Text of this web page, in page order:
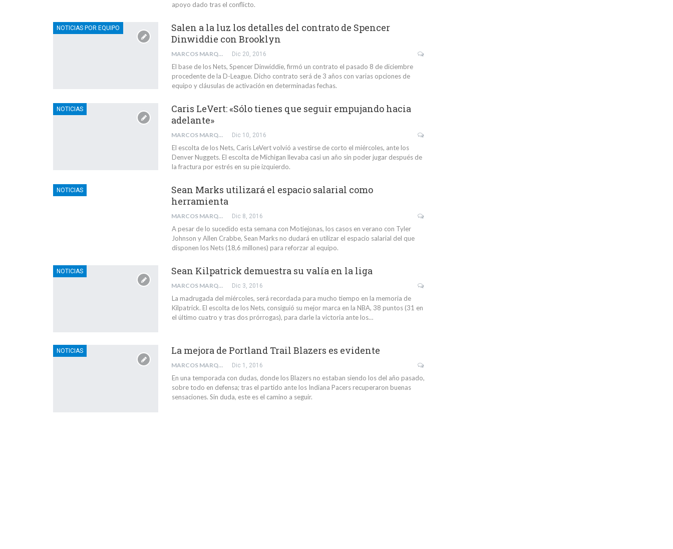
apoyo dado tras el conflicto.
NOTICIAS POR EQUIPO
Salen a la luz los detalles del contrato de Spencer
Dinwiddie con Brooklyn
MARCOS MARQUÉS BARBA Dic 20, 2016
El base de los Nets, Spencer Dinwiddie, firmó un contrato el pasado 8 de diciembre
procedente de la D-League. Dicho contrato será de 3 años con varias opciones de
equipo y cláusulas de activación en determinadas fechas.
NOTICIAS
Caris LeVert: «Sólo tienes que seguir empujando hacia
adelante»
MARCOS MARQUÉS BARBA Dic 10, 2016
El escolta de los Nets, Caris LeVert volvió a vestirse de corto el miércoles, ante los
Denver Nuggets. El escolta de Michigan llevaba casi un año sin poder jugar después de
la fractura por estrés en su pie izquierdo.
NOTICIAS
Sean Marks utilizará el espacio salarial como
herramienta
MARCOS MARQUÉS BARBA Dic 8, 2016
A pesar de lo sucedido esta semana con Motiejūnas, los casos en verano con Tyler
Johnson y Allen Crabbe, Sean Marks no dudará en utilizar el espacio salarial del que
disponen los Nets (18,6 millones) para reforzar al equipo.
NOTICIAS Sean Kilpatrick demuestra su valía en la liga
MARCOS MARQUÉS BARBA Dic 3, 2016
La madrugada del miércoles, será recordada para mucho tiempo en la memoria de
Kilpatrick. El escolta de los Nets, consiguió su mejor marca en la NBA, 38 puntos (31 en
el último cuatro y tras dos prórrogas), para darle la victoria ante los…
NOTICIAS La mejora de Portland Trail Blazers es evidente
MARCOS MARQUÉS BARBA Dic 1, 2016
En una temporada con dudas, donde los Blazers no estaban siendo los del año pasado,
sobre todo en defensa; tras el partido ante los Indiana Pacers recuperaron buenas
sensaciones. Sin duda, este es el camino a seguir.